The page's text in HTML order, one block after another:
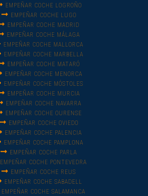
EMPEÑAR COCHE LOGROÑO
EMPEÑAR COCHE LUGO
EMPEÑAR COCHE MADRID
EMPEÑAR COCHE MÁLAGA
EMPEÑAR COCHE MALLORCA
EMPEÑAR COCHE MARBELLA
EMPEÑAR COCHE MATARÓ
EMPEÑAR COCHE MENORCA
EMPEÑAR COCHE MÓSTOLES
EMPEÑAR COCHE MURCIA
EMPEÑAR COCHE NAVARRA
EMPEÑAR COCHE OURENSE
EMPEÑAR COCHE OVIEDO
EMPEÑAR COCHE PALENCIA
EMPEÑAR COCHE PAMPLONA
EMPEÑAR COCHE PARLA
EMPEÑAR COCHE PONTEVEDRA
EMPEÑAR COCHE REUS
EMPEÑAR COCHE SABADELL
EMPEÑAR COCHE SALAMANCA